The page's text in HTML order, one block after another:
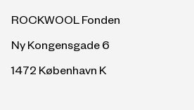
ROCKWOOL Fonden
Ny Kongensgade 6
1472 København K